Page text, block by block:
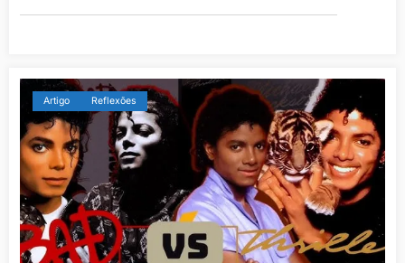
Artigo Reflexões